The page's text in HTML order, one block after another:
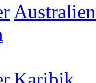
Australien